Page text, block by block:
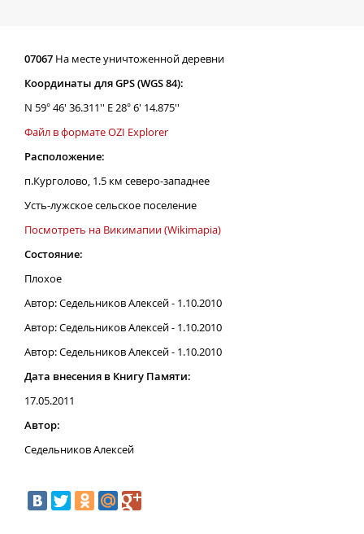
07067 На месте уничтоженной деревни
Координаты для GPS (WGS 84):
N 59° 46' 36.311'' E 28° 6' 14.875''
Файл в формате OZI Explorer
Расположение:
п.Курголово, 1.5 км северо-западнее
Усть-лужское сельское поселение
Посмотреть на Викимапии (Wikimapia)
Состояние:
Плохое
Автор: Седельников Алексей - 1.10.2010
Автор: Седельников Алексей - 1.10.2010
Автор: Седельников Алексей - 1.10.2010
Дата внесения в Книгу Памяти:
17.05.2011
Автор:
Седельников Алексей